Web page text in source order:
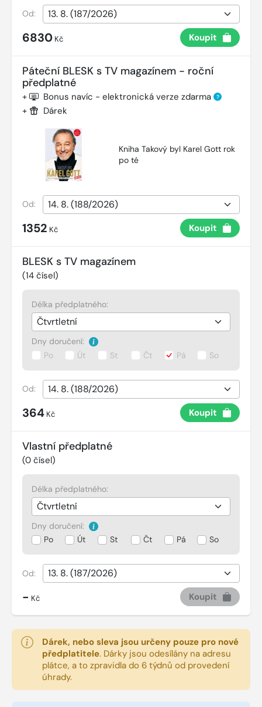
Od:
6830 Kč Koupit
Páteční BLESK s TV magazínem - roční
předplatné
+ Bonus navíc - elektronická verze zdarma ?
+ Dárek
Kniha Takový byl Karel Gott rok
po té
Od:
1352 Kč Koupit
BLESK s TV magazínem
(14 čísel)
Délka předplatného:
Dny doručení:
Po
Út St Čt Pá So
Od:
364 Kč Koupit
Vlastní předplatné
(0 čísel)
Délka předplatného:
Dny doručení:
Po
Út St Čt Pá So
Od:
- Kč Koupit
Dárek, nebo sleva jsou určeny pouze pro nové
předplatitele. Dárky jsou odesílány na adresu
plátce, a to zpravidla do 6 týdnů od provedení
úhrady.